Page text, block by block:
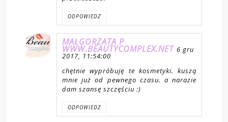
ODPOWIEDZ
MAŁGORZATA P
WWW.BEAUTYCOMPLEX.NET 6 gru
2017, 11:54:00
chętnie wypróbuję te kosmetyki. kuszą
mnie już od pewnego czasu. a narazie
dam szansę szczęściu :)
ODPOWIEDZ